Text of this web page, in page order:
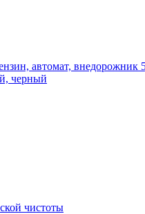
автомат, внедорожник
черный
чистоты